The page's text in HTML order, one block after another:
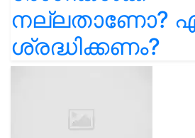
നല്ലതാണോ?
ശ്രദ്ധിക്കണം?